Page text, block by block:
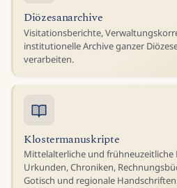
Diözesanarchive
Visitationsberichte,
institutionelle Archive ganzer
verarbeiten.
Klostermanuskripte
Mittelalterliche und frühneuzeitliche
Urkunden, Chroniken,
Gotisch und regionale